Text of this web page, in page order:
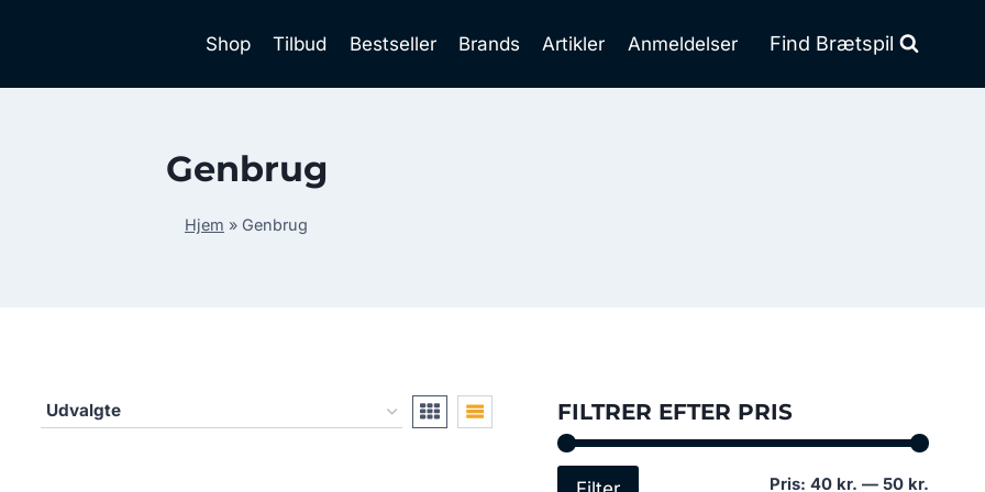
Shop Tilbud Bestseller Brands Artikler Anmeldelser Find Brætspil
Genbrug
Hjem » Genbrug
FILTRER EFTER PRIS
Pris: 40 kr. — 50 kr.